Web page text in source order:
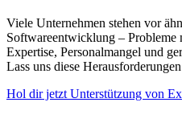
Viele Unternehmen stehen vor
Softwareentwicklung – Probleme
Expertise, Personalmangel und
Lass uns diese
Hol dir jetzt Unterstützung von